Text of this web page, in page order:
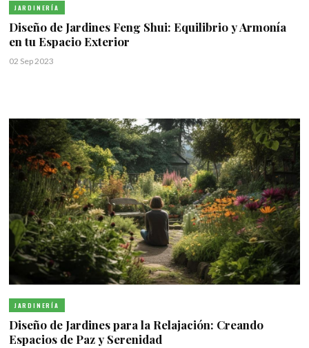
JARDINERÍA
Diseño de Jardines Feng Shui: Equilibrio y Armonía
en tu Espacio Exterior
02 Sep 2023
JARDINERÍA
Diseño de Jardines para la Relajación: Creando
Espacios de Paz y Serenidad